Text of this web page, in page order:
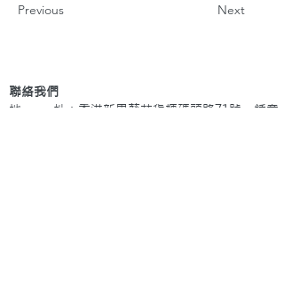
Previous Next
聯絡我們
地 址：香港新界葵芳貨櫃碼頭路71號，鍾意